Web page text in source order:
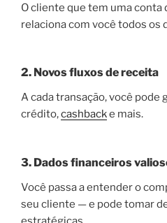
O cliente que tem uma conta
relaciona com você todos os
2. Novos fluxos de receita
A cada transação, você pode
crédito,cashbacke mais.
3. Dados financeiros
Você passa a entender o
seu cliente — e pode tomar